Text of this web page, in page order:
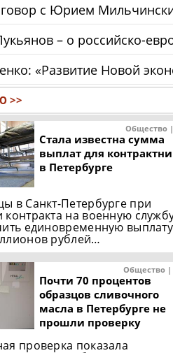
с Юрием
– о российско-
«Развитие Новой
>>
Общество |
Стала известна сумма
выплат для
в Петербурге
в Санкт-Петербурге при
на военную
единовременную выплату
рублей…
Общество |
Почти 70 процентов
образцов сливочного
масла в Петербурге не
прошли проверку
проверка показала